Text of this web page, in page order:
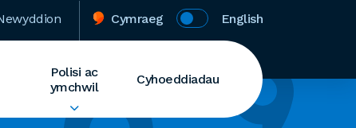
Cymraeg English
Polisi ac
ymchwil
Cyhoeddiadau